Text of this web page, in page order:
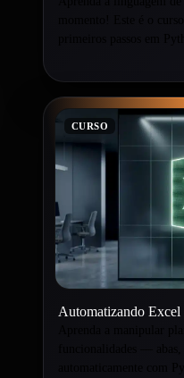
CURSO
Automatizando Excel